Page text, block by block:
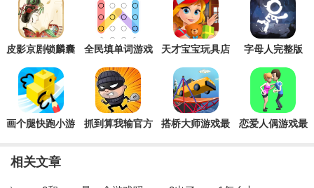
皮影京剧锁麟囊
全民填单词游戏
天才宝宝玩具店
字母人完整版
画个腿快跑小游
抓到算我输官方
搭桥大师游戏最
恋爱人偶游戏最
相关文章